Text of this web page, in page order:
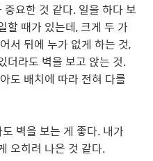
요한 것 같다. 일을 하다 보
할 때가 있는데, 크게 두 가
서 뒤에 누가 없게 하는 것,
더라도 벽을 보고 앉는 것.
도 배치에 따라 전혀 다를
벽을 보는 게 좋다. 내가
오히려 나은 것 같다.